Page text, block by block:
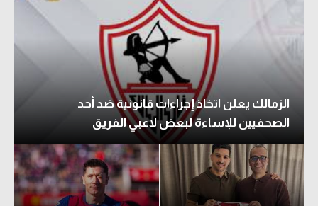
الزمالك يعلن اتخاذ إجراءات قانونية ضد أحد
الصحفيين للإساءة لبعض لاعبي الفريق